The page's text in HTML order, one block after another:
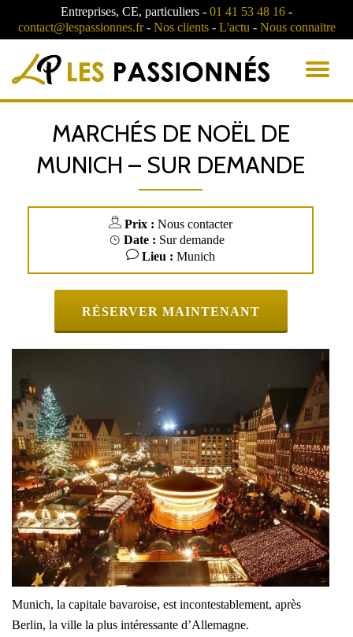
Entreprises, CE, particuliers - 01 41 53 48 16 -
contact@lespassionnes.fr- Nos clients- L'actu - Nous connaïtre
MARCHÉS DE NOËL DE
MUNICH – SUR DEMANDE
Prix : Nous contacter
Date : Sur demande
Lieu : Munich
RÉSERVER MAINTENANT
Munich, la capitale bavaroise, est incontestablement, après
Berlin, la ville la plus intéressante d’Allemagne.